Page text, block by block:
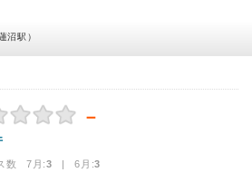
沼駅）
－
数 7月:3 | 6月:3